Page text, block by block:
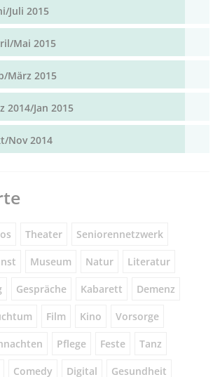
Juli 2015
Mai 2015
März 2015
2014/Jan 2015
Nov 2014
Theater Seniorennetzwerk
Museum Natur Literatur
Gespräche Kabarett Demenz
Film Kino Vorsorge
Pflege Feste Tanz
Comedy Digital Gesundheit